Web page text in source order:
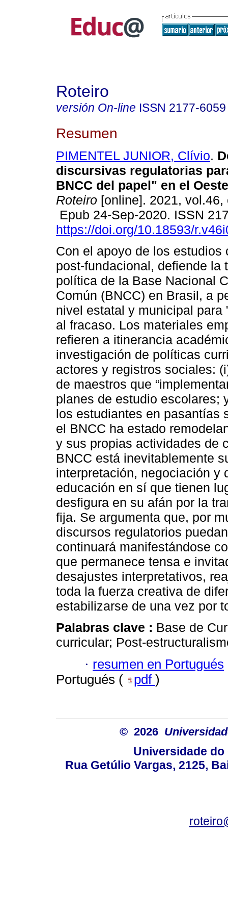
Roteiro
versión On-line ISSN 2177-6059
Resumen
PIMENTEL JUNIOR, Clívio.
discursivas regulatorias
BNCC del papel" en el
Roteiro [online]. 2021, vol.46,
Epub 24-Sep-2020. ISSN
https://doi.org/10.18593/
Con el apoyo de los estudios
post-fundacional, defiende la
política de la Base Nacional
Común (BNCC) en Brasil, a
nivel estatal y municipal
al fracaso. Los materiales
refieren a itinerancia
investigación de políticas
actores y registros sociales:
de maestros que
planes de estudio escolares;
los estudiantes en pasantías
el BNCC ha estado
y sus propias actividades de
BNCC está inevitablemente
interpretación, negociación y
educación en sí que tienen
desfigura en su afán por la
fija. Se argumenta que, por
discursos regulatorios
continuará manifestándose
que permanece tensa e
desajustes interpretativos,
toda la fuerza creativa de
estabilizarse de una vez por
Palabras clave : Base de
curricular; Post-
· resumen en Portugués
Portugués (
pdf )
© 2026
Universidade do
Rua Getúlio Vargas, 2125,